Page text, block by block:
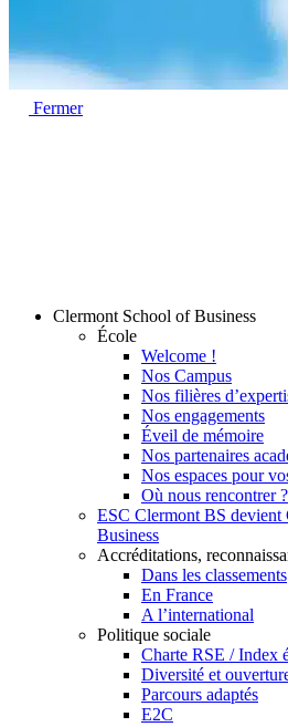
Fermer
Clermont School of Business
École
Welcome !
Nos Campus
Nos filières
Nos engagements
Éveil de mémoire
Nos partenaires
Nos espaces pour
Où nous rencontrer ?
ESC Clermont BS devient
Business
Accréditations,
Dans les classements
En France
A l’international
Politique sociale
Charte RSE / Index
Diversité et
Parcours adaptés
E2C